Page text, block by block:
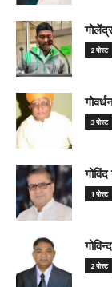
2 पोस्ट
3 पोस्ट
1 पोस्ट
2 पोस्ट